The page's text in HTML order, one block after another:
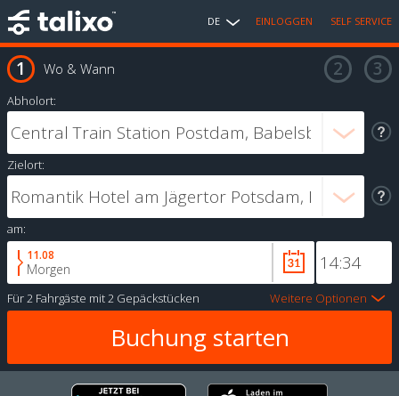
DE EINLOGGEN SELF SERVICE
Wo & Wann
Abholort:
Zielort:
am:
11.08
Morgen
Für2 Fahrgäste mit2 Gepäckstücken Weitere Optionen